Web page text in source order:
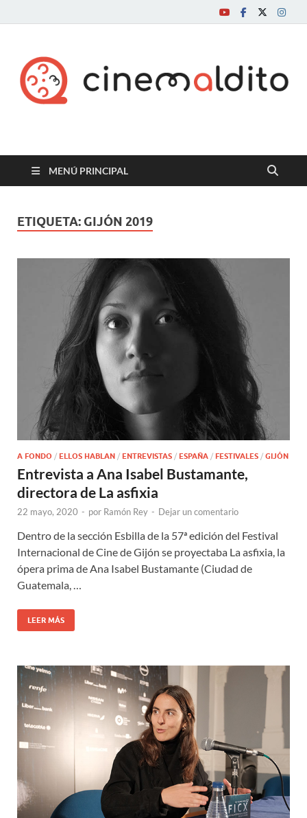
Cine maldito
MENÚ PRINCIPAL
ETIQUETA: GIJÓN 2019
A FONDO / ELLOS HABLAN / ENTREVISTAS / ESPAÑA / FESTIVALES / GIJÓN
Entrevista a Ana Isabel Bustamante,
directora de La asfixia
22 mayo, 2020 - por Ramón Rey - Dejar un comentario
Dentro de la sección Esbilla de la 57ª edición del Festival
Internacional de Cine de Gijón se proyectaba La asfixia, la
ópera prima de Ana Isabel Bustamante (Ciudad de
Guatemala, …
LEER MÁS